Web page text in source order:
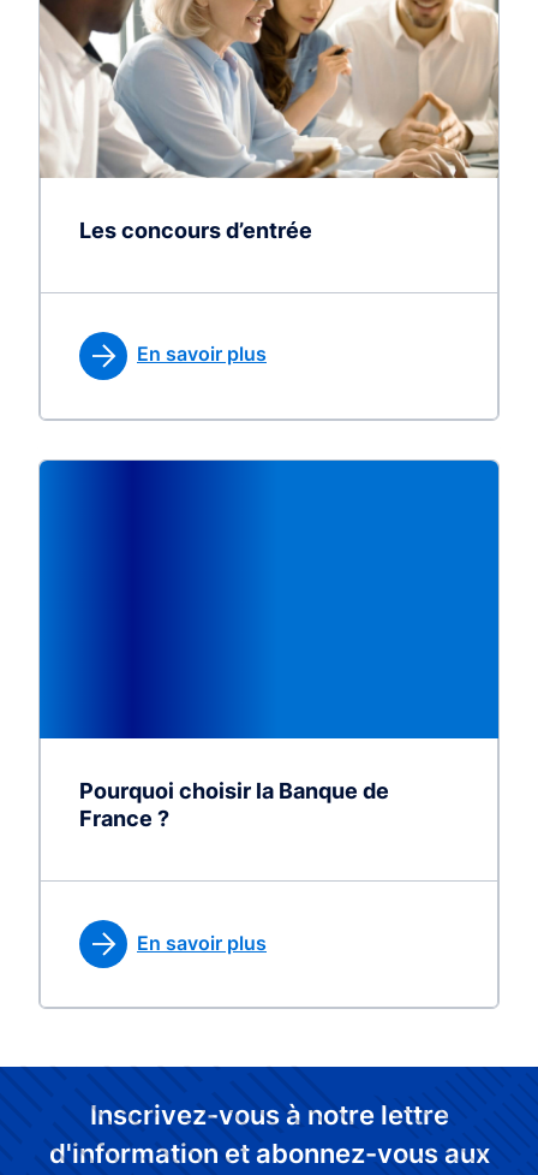
Les concours d’entrée
En savoir plus
Pourquoi choisir la Banque de
France ?
En savoir plus
Inscrivez-vous à notre lettre
d'information et abonnez-vous aux